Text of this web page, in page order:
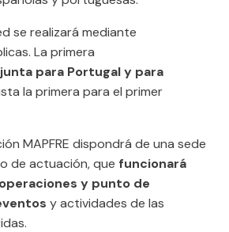
se realizará mediante
La primera
para Portugal y para
la primera para el primer
MAPFRE dispondrá de una sede
de actuación, que funcionará
y punto de
y actividades de las